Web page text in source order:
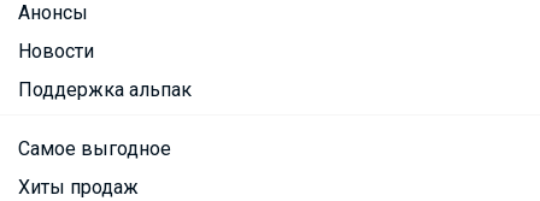
Анонсы
Новости
Поддержка альпак
Самое выгодное
Хиты продаж